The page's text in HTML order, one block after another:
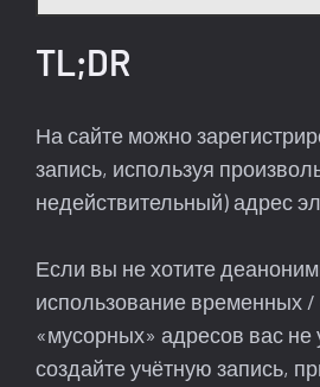
TL;DR
На сайте можно
запись, используя
недействительный) адрес
Если вы не хотите
использование временных
«мусорных» адресов вас не
создайте учётную запись,